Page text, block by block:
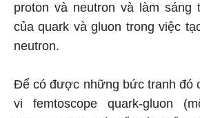
proton và neutron và làm sáng
của quark và gluon trong việc
neutron.
Để có được những bức tranh đó
vi femtoscope quark-gluon